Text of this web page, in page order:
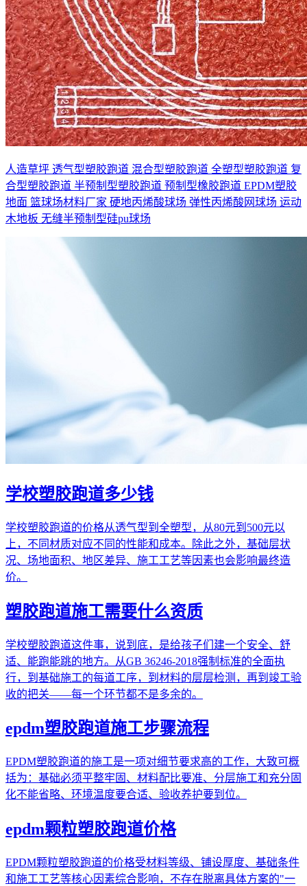
人造草坪 透气型塑胶跑道 混合型塑胶跑道 全塑型塑胶跑道 复
合型塑胶跑道 半预制型塑胶跑道 预制型橡胶跑道 EPDM塑胶
地面 篮球场材料厂家 硬地丙烯酸球场 弹性丙烯酸网球场 运动
木地板 无缝半预制型硅pu球场
学校塑胶跑道多少钱
学校塑胶跑道的价格从透气型到全塑型，从80元到500元以
上，不同材质对应不同的性能和成本。除此之外，基础层状
况、场地面积、地区差异、施工工艺等因素也会影响最终造
价。
塑胶跑道施工需要什么资质
学校塑胶跑道这件事，说到底，是给孩子们建一个安全、舒
适、能跑能跳的地方。从GB 36246-2018强制标准的全面执
行，到基础施工的每道工序，到材料的层层检测，再到竣工验
收的把关——每一个环节都不是多余的。
epdm塑胶跑道施工步骤流程
EPDM塑胶跑道的施工是一项对细节要求高的工作，大致可概
括为：基础必须平整牢固、材料配比要准、分层施工和充分固
化不能省略、环境温度要合适、验收养护要到位。
epdm颗粒塑胶跑道价格
EPDM颗粒塑胶跑道的价格受材料等级、铺设厚度、基础条件
和施工工艺等核心因素综合影响，不存在脱离具体方案的"一